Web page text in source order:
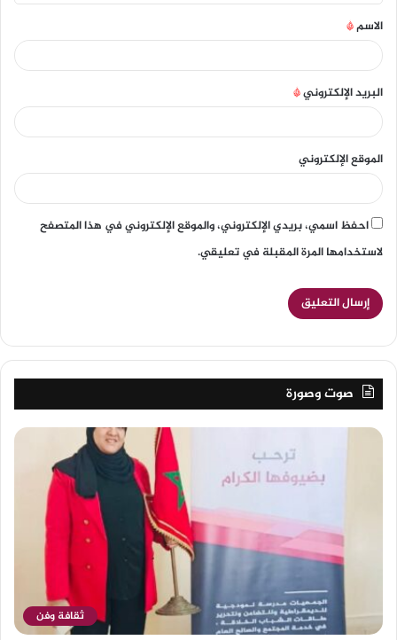
الاسم*
البريد الإلكتروني*
الموقع الإلكتروني
احفظ اسمي، بريدي الإلكتروني، والموقع الإلكتروني في هذا المتصفح
لاستخدامها المرة المقبلة في تعليقي.
صوت وصورة
ثقافة وفن